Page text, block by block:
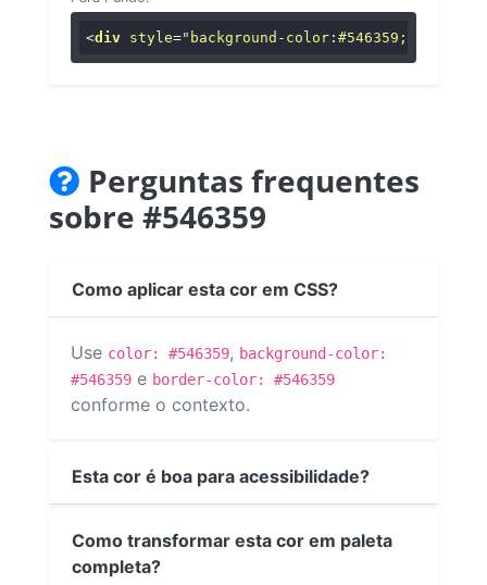
<div style="background-color:#546359;"
Perguntas frequentes
sobre #546359
Como aplicar esta cor em CSS?
Use color: #546359, background-color:
#546359 e border-color: #546359
conforme o contexto.
Esta cor é boa para acessibilidade?
Como transformar esta cor em paleta
completa?